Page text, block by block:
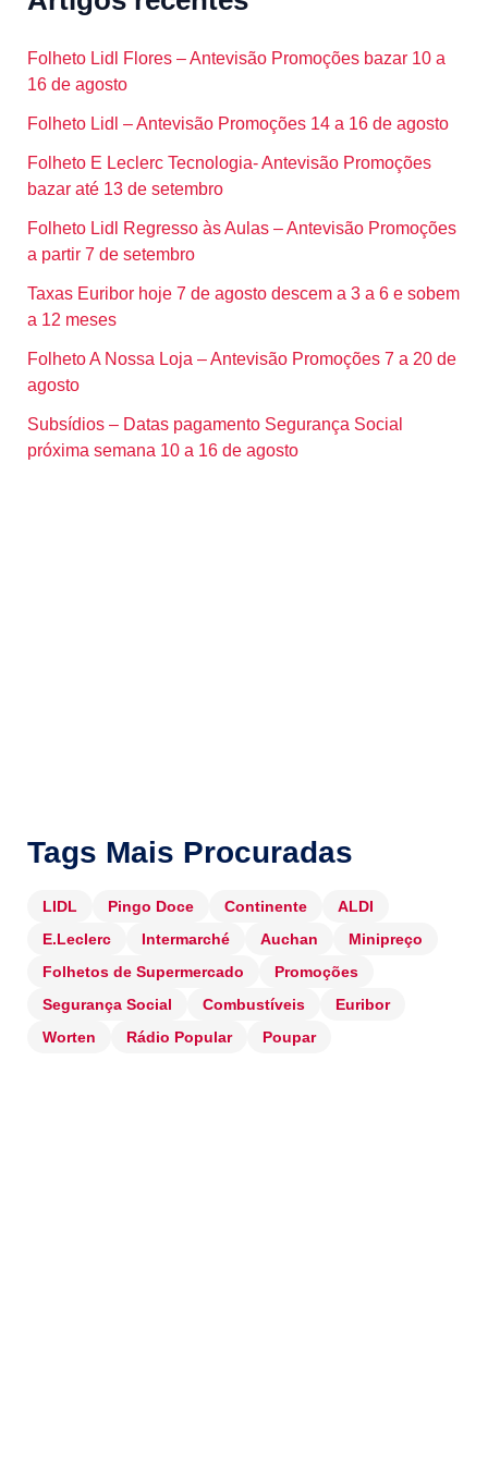
Folheto Lidl Flores – Antevisão Promoções bazar 10 a
16 de agosto
Folheto Lidl – Antevisão Promoções 14 a 16 de agosto
Folheto E Leclerc Tecnologia- Antevisão Promoções
bazar até 13 de setembro
Folheto Lidl Regresso às Aulas – Antevisão Promoções
a partir 7 de setembro
Taxas Euribor hoje 7 de agosto descem a 3 a 6 e sobem
a 12 meses
Folheto A Nossa Loja – Antevisão Promoções 7 a 20 de
agosto
Subsídios – Datas pagamento Segurança Social
próxima semana 10 a 16 de agosto
Tags Mais Procuradas
LIDL Pingo Doce Continente
ALDI
E.Leclerc
Intermarché Auchan
Minipreço
Folhetos de Supermercado
Promoções
Segurança Social
Combustíveis
Euribor
Worten
Rádio Popular Poupar